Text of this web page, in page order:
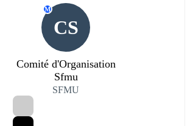
CS
M
Comité d'Organisation
Sfmu
SFMU